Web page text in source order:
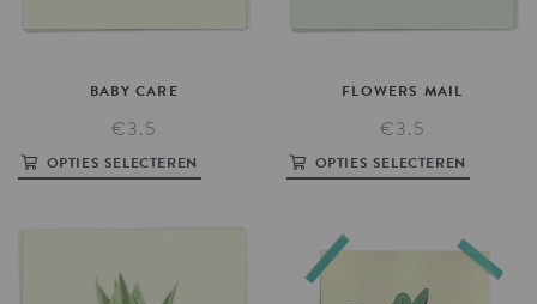
BABY CARE
€3.5
OPTIES SELECTEREN
FLOWERS MAIL
€3.5
OPTIES SELECTEREN